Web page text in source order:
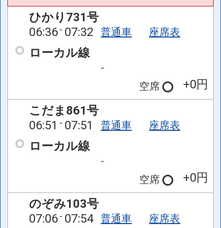
ひかり731号
06:36 07:32 普通車 座席表
ローカル線
-
空席
+0円
こだま861号
06:51
07:51 普通車 座席表
ローカル線
-
空席
+0円
のぞみ103号
07:06 07:54 普通車 座席表